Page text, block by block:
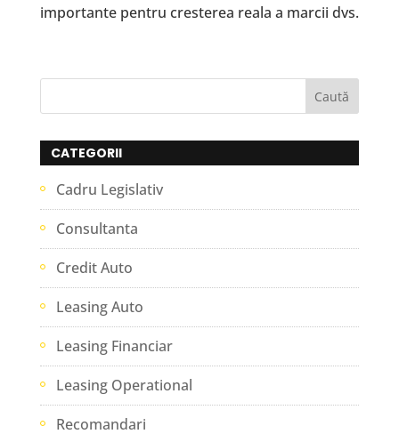
importante pentru cresterea reala a marcii dvs.
CATEGORII
Cadru Legislativ
Consultanta
Credit Auto
Leasing Auto
Leasing Financiar
Leasing Operational
Recomandari